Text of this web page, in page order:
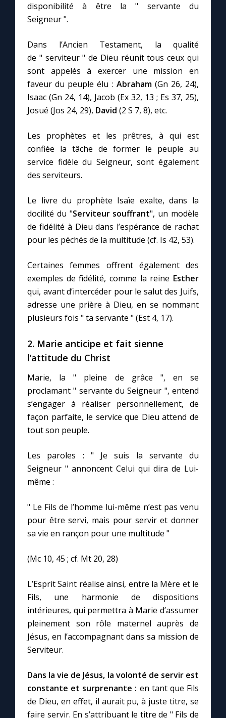
1000 Raisons de Croire
Chapelet pour le monde
Contact
Faire un don
disponibilité à être la " servante du
Seigneur ".
Dans l’Ancien Testament, la qualité
de " serviteur " de Dieu réunit tous ceux qui
sont appelés à exercer une mission en
faveur du peuple élu : Abraham(Gn 26, 24),
Isaac (Gn 24, 14), Jacob (Ex 32, 13 ; Es 37, 25),
Josué (Jos 24, 29), David (2 S 7, 8), etc.
Les prophètes et les prêtres, à qui est
confiée la tâche de former le peuple au
service fidèle du Seigneur, sont également
des serviteurs.
Le livre du prophète Isaïe exalte, dans la
docilité du "Serviteur souffrant", un modèle
de fidélité à Dieu dans l’espérance de rachat
pour les péchés de la multitude (cf. Is 42, 53).
Certaines femmes offrent également des
exemples de fidélité, comme la reine Esther
qui, avant d’intercéder pour le salut des Juifs,
adresse une prière à Dieu, en se nommant
plusieurs fois " ta servante " (Est 4, 17).
2. Marie anticipe et fait sienne
l’attitude du Christ
Marie, la " pleine de grâce ", en se
proclamant " servante du Seigneur ", entend
s’engager à réaliser personnellement, de
façon parfaite, le service que Dieu attend de
tout son peuple.
Les paroles : " Je suis la servante du
Seigneur " annoncent Celui qui dira de Lui-
même :
" Le Fils de l’homme lui-même n’est pas venu
pour être servi, mais pour servir et donner
sa vie en rançon pour une multitude "
(Mc 10, 45 ; cf. Mt 20, 28)
L’Esprit Saint réalise ainsi, entre la Mère et le
Fils, une harmonie de dispositions
intérieures, qui permettra à Marie d’assumer
pleinement son rôle maternel auprès de
Jésus, en l’accompagnant dans sa mission de
Serviteur.
Dans la vie de Jésus, la volonté de servir est
constante et surprenante : en tant que Fils
de Dieu, en effet, il aurait pu, à juste titre, se
faire servir. En s’attribuant le titre de " Fils de